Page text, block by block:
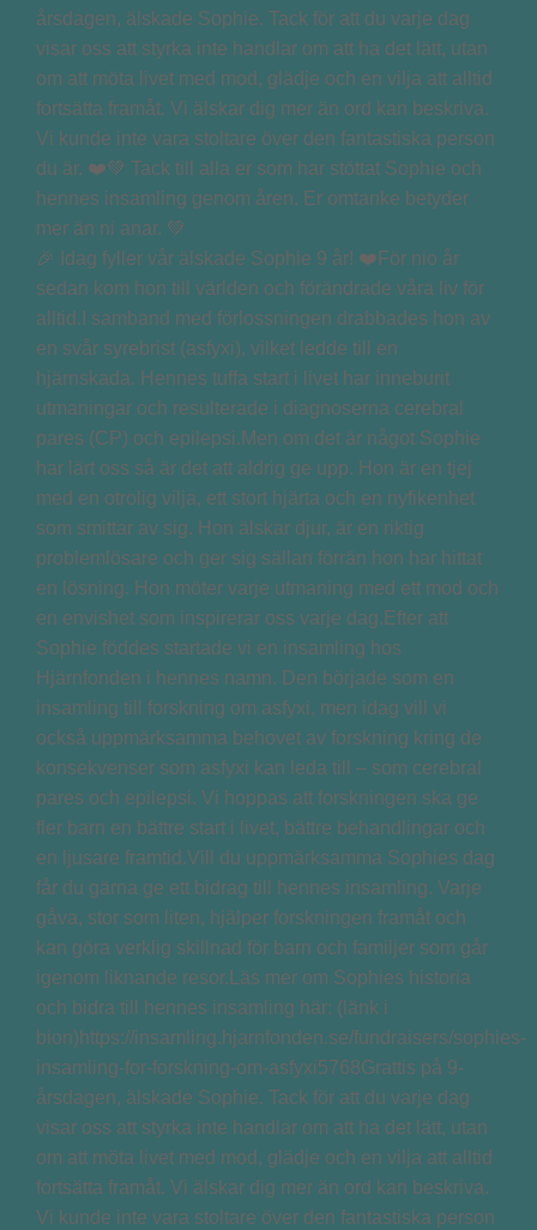
🎉 Idag fyller vår älskade Sophie 9 år! ❤️För nio år
sedan kom hon till världen och förändrade våra liv för
alltid.I samband med förlossningen drabbades hon av
en svår syrebrist (asfyxi), vilket ledde till en
hjärnskada. Hennes tuffa start i livet har inneburit
utmaningar och resulterade i diagnoserna cerebral
pares (CP) och epilepsi.Men om det är något Sophie
har lärt oss så är det att aldrig ge upp. Hon är en tjej
med en otrolig vilja, ett stort hjärta och en nyfikenhet
som smittar av sig. Hon älskar djur, är en riktig
problemlösare och ger sig sällan förrän hon har hittat
en lösning. Hon möter varje utmaning med ett mod och
en envishet som inspirerar oss varje dag.Efter att
Sophie föddes startade vi en insamling hos
Hjärnfonden i hennes namn. Den började som en
insamling till forskning om asfyxi, men idag vill vi
också uppmärksamma behovet av forskning kring de
konsekvenser som asfyxi kan leda till – som cerebral
pares och epilepsi. Vi hoppas att forskningen ska ge
fler barn en bättre start i livet, bättre behandlingar och
en ljusare framtid.Vill du uppmärksamma Sophies dag
får du gärna ge ett bidrag till hennes insamling. Varje
gåva, stor som liten, hjälper forskningen framåt och
kan göra verklig skillnad för barn och familjer som går
igenom liknande resor.Läs mer om Sophies historia
och bidra till hennes insamling här: (länk i
bion)https://insamling.hjarnfonden.se/fundraisers/sophies-
insamling-for-forskning-om-asfyxi5768Grattis på 9-
årsdagen, älskade Sophie. Tack för att du varje dag
visar oss att styrka inte handlar om att ha det lätt, utan
om att möta livet med mod, glädje och en vilja att alltid
fortsätta framåt. Vi älskar dig mer än ord kan beskriva.
Vi kunde inte vara stoltare över den fantastiska person